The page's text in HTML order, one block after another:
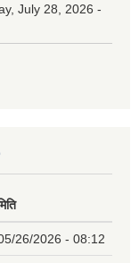
July 28, 2026 -
26/2026 - 08:12